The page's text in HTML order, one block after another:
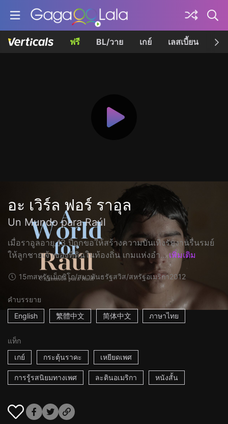
ฟรี BL/วาย เกย์ เลสเบี้ยน เค
อะ เวิร์ล ฟอร์ ราอุล
Un Mundo para Raúl
เมื่อราอูลอายุ 13 ปีถูกขอให้สร้างความบันเทิงรับงานรื่นรมย์
ให้ลูกชายเจ้าของที่ดินในท้องถิ่น เกมแห่งอำ... เพิ่มเติม
15mสหรัฐเม็กซิโก/สมาพันธรัฐสวิส/สหรัฐอเมริกา2012
คำบรรยาย
English
繁體中文 简体中文 ภาษาไทย
แท็ก
เกย์
กระตุ้นราคะ เหยียดเพศ
การรู้รสนิยมทางเพศ ละตินอเมริกา หนังสั้น